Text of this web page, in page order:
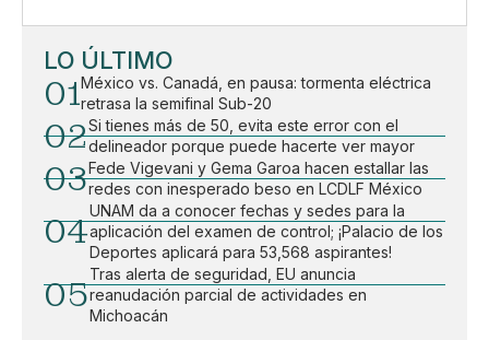
LO ÚLTIMO
01México vs. Canadá, en pausa: tormenta eléctrica
retrasa la semifinal Sub-20
02Si tienes más de 50, evita este error con el
delineador porque puede hacerte ver mayor
03Fede Vigevani y Gema Garoa hacen estallar las
redes con inesperado beso en LCDLF México
04
UNAM da a conocer fechas y sedes para la
aplicación del examen de control; ¡Palacio de los
Deportes aplicará para 53,568 aspirantes!
05
Tras alerta de seguridad, EU anuncia
reanudación parcial de actividades en
Michoacán